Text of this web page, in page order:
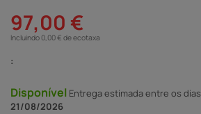
97,00 €
Incluindo 0,00 € de ecotaxa
:
Disponível Entregaestimada entre os dias
21/08/2026